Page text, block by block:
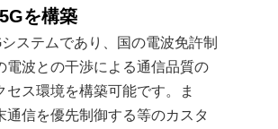
を構築
ステムであり、国の電波免許制
電波との干渉による通信品質の
ス環境を構築可能です。ま
信を優先制御する等のカスタ